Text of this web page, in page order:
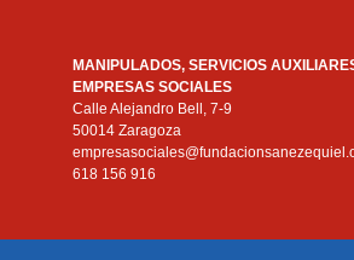
MANIPULADOS, SERVICIOS
EMPRESAS SOCIALES
Calle Alejandro Bell, 7-9
50014 Zaragoza
618 156 916